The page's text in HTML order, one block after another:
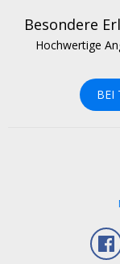
Besondere
Hochwertige
BEI